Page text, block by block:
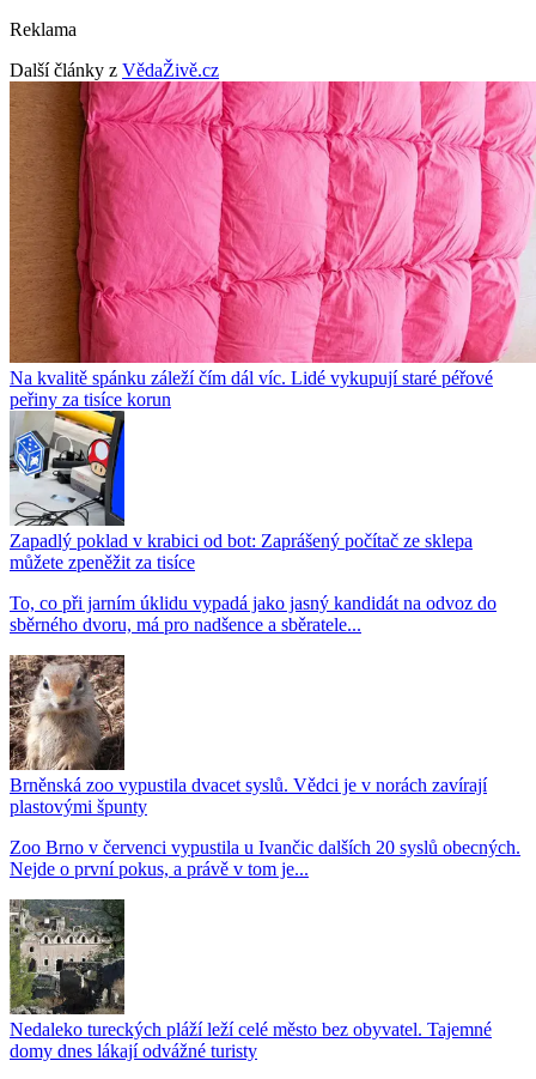
Reklama
Další články z VědaŽivě.cz
Na kvalitě spánku záleží čím dál víc. Lidé vykupují staré péřové
peřiny za tisíce korun
Zapadlý poklad v krabici od bot: Zaprášený počítač ze sklepa
můžete zpeněžit za tisíce
To, co při jarním úklidu vypadá jako jasný kandidát na odvoz do
sběrného dvoru, má pro nadšence a sběratele...
Brněnská zoo vypustila dvacet syslů. Vědci je v norách zavírají
plastovými špunty
Zoo Brno v červenci vypustila u Ivančic dalších 20 syslů obecných.
Nejde o první pokus, a právě v tom je...
Nedaleko tureckých pláží leží celé město bez obyvatel. Tajemné
domy dnes lákají odvážné turisty